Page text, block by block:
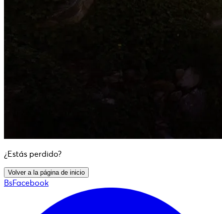
¿Estás perdido?
Volver a la página de inicio
BsFacebook